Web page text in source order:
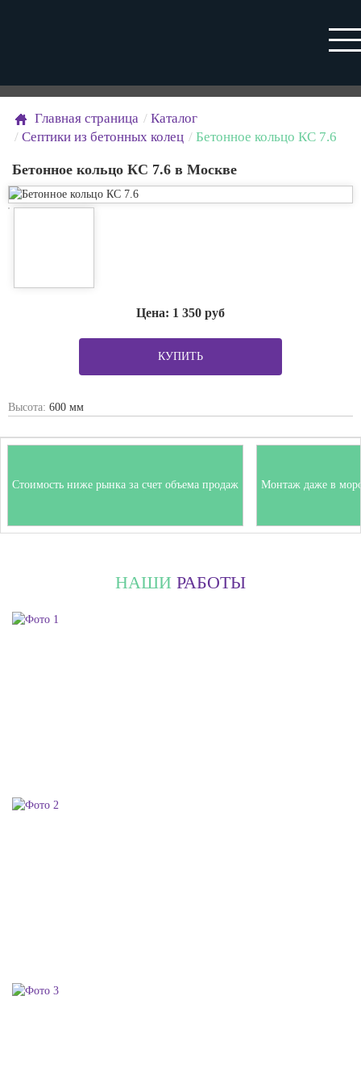
Главная страница
Каталог
Септики из бетонных колец
Бетонное кольцо КС 7.6
Бетонное кольцо КС 7.6 в Москве
Цена: 1 350 руб
КУПИТЬ
Высота: 600 мм
Стоимость ниже рынка за счет объема продаж Монтаж даже в
НАШИ РАБОТЫ